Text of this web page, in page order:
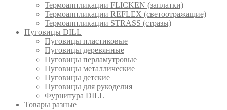
Термоаппликации FLICKEN (заплатки)
Термоаппликации REFLEX (светоотражащие)
Термоаппликации STRASS (стразы)
Пуговицы DILL
Пуговицы пластиковые
Пуговицы деревянные
Пуговицы перламутровые
Пуговицы металлические
Пуговицы детские
Пуговицы для рукоделия
Фурнитура DILL
Товары разные